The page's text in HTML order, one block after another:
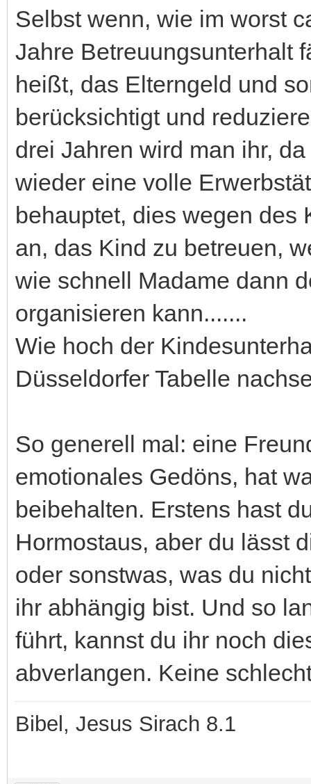
Selbst wenn, wie im worst
Jahre Betreuungsunterhalt
heißt, das Elterngeld und
berücksichtigt und
drei Jahren wird man ihr,
wieder eine volle
behauptet, dies wegen des
an, das Kind zu betreuen,
wie schnell Madame dann
organisieren kann.......
Wie hoch der
Düsseldorfer Tabelle
So generell mal: eine
emotionales Gedöns, hat
beibehalten. Erstens hast
Hormostaus, aber du lässt
oder sonstwas, was du
ihr abhängig bist. Und so
führt, kannst du ihr noch
abverlangen. Keine
Bibel, Jesus Sirach 8.1